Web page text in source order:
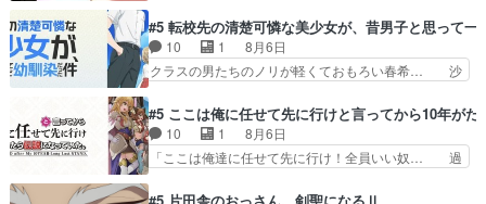
ていたゴキブリ死んでるGP… アルねこ危険です
よね。健康的な面で··江… 酔い潰れ行き着いた江
ノ島で、朝日を眺めな…
ットに憧れてビーム撃ちたいと…そうい… 余りに
も凄惨なダラさんの過去ダラさんの６… 過去編は
これで一区切りかなギャグも面白い… ガンガガン
♪薫がなんかしっかり歌ってロマ… 姉巫女の誤
日頃からガンガン言うてないで… このアニメはど
こに行くのだろう、面白すぎ… 姉のした事はただ
単に一族を絶滅させただけ…
#5 転校先の清楚可憐な美少女が、昔男子と思って一
10 1
8月6日
クラスの男たちのノリが軽くておもろい春希… 沙
もちゃんが透けブラしててびっくりして… レベル
のキャラが登場。相変わらず顔や体の… 隼人が春
希の級友を巻き込んだイジりに動じ… 第５話を
U-NEXTで視聴しました。視聴… ラブコメで天然
#5 ここは俺に任せて先に行けと言ってから10年が
10 1
8月6日
「ここは俺達に任せて先に行け！全員いい奴… 過
鈴奈（@0suzuna0）が【マリー… 村ごと乗っ取
#5 片田舎のおっさん、剣聖になるⅡ